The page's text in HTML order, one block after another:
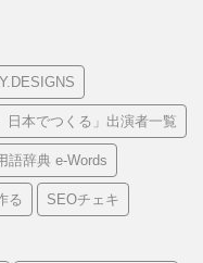
日本でつくる」出演者一覧
語辞典 e-Words
る SEOチェキ